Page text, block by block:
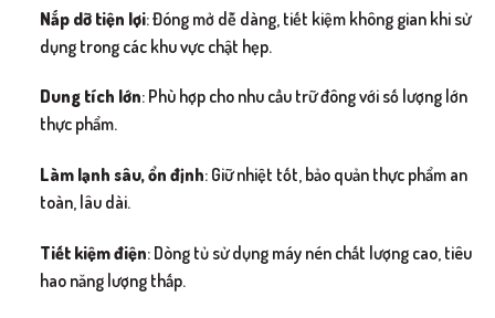
Nắp dỡ tiện lợi: Đóng mở dễ dàng, tiết kiệm không gian khi sử
dụng trong các khu vực chật hẹp.
Dung tích lớn: Phù hợp cho nhu cầu trữ đông với số lượng lớn
thực phẩm.
Làm lạnh sâu, ổn định: Giữ nhiệt tốt, bảo quản thực phẩm an
toàn, lâu dài.
Tiết kiệm điện: Dòng tủ sử dụng máy nén chất lượng cao, tiêu
hao năng lượng thấp.